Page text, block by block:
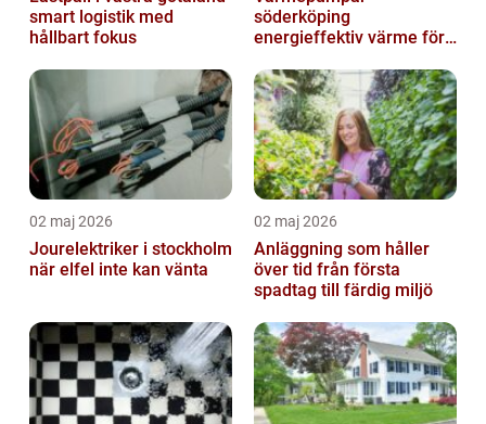
smart logistik med
hållbart fokus
söderköping
energieffektiv värme för
02 maj 2026
Jourelektriker i stockholm
när elfel inte kan vänta
02 maj 2026
Anläggning som håller
över tid från första
spadtag till färdig miljö